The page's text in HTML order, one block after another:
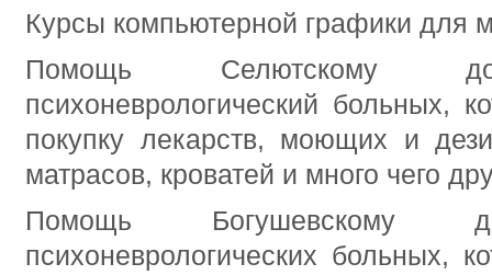
Курсы компьютерной графики для
Помощь Селютскому
психоневрологический больных,
покупку лекарств, моющих и
матрасов, кроватей и много чего
Помощь Богушевскому
психоневрологических больных,